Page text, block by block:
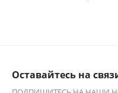
Оставайтесь на